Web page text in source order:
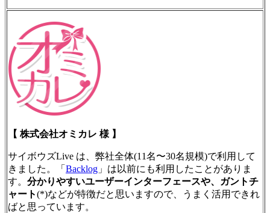
【 株式会社オミカレ 様 】
サイボウズLive は、弊社全体(11名〜30名規模)で利用して
きました。「 Backlog 」は以前にも利用したことがありま
す。 分かりやすいユーザーインターフェースや、ガントチ
ャート(*)などが特徴だと思いますので、うまく活用できれ
ばと思っています。